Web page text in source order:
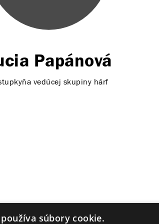
Papánová
vedúcej skupiny hárf
súbory cookie.